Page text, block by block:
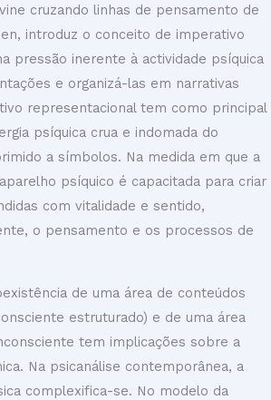
cruzando linhas de pensamento de
introduz o conceito de imperativo
pressão inerente à actividade psíquica
e organizá-las em narrativas
representacional tem como principal
psíquica crua e indomada do
a símbolos. Na medida em que a
psíquico é capacitada para criar
com vitalidade e sentido,
o pensamento e os processos de
de uma área de conteúdos
estruturado) e de uma área
tem implicações sobre a
Na psicanálise contemporânea, a
complexifica-se. No modelo da